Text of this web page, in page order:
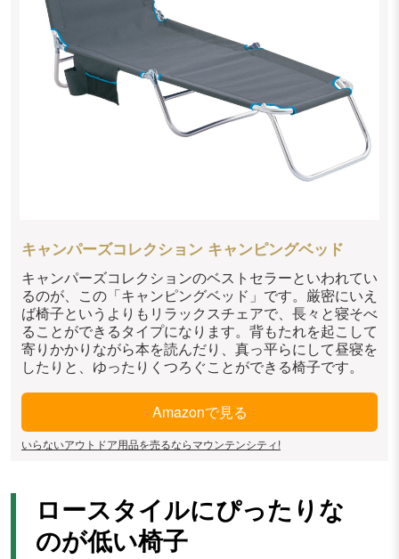
キャンパーズコレクション キャンピングベッド
キャンパーズコレクションのベストセラーといわれてい
るのが、この「キャンピングベッド」です。厳密にいえ
ば椅子というよりもリラックスチェアで、長々と寝そべ
ることができるタイプになります。背もたれを起こして
寄りかかりながら本を読んだり、真っ平らにして昼寝を
したりと、ゆったりくつろぐことができる椅子です。
Amazonで見る
いらないアウトドア用品を売るならマウンテンシティ!
ロースタイルにぴったりな
のが低い椅子